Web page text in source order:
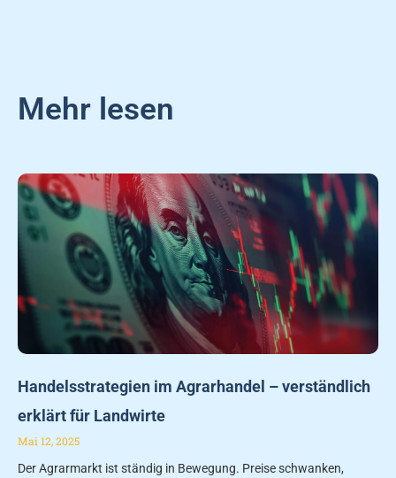
Mehr lesen
Handelsstrategien im Agrarhandel – verständlich
erklärt für Landwirte
Mai 12, 2025
Der Agrarmarkt ist ständig in Bewegung. Preise schwanken,